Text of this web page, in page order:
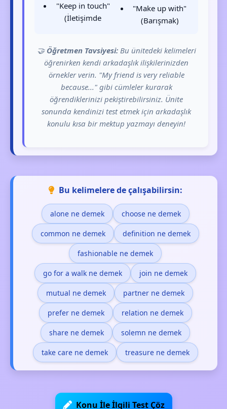
"Keep in touch"
(İletişimde
"Make up with"
(Barışmak)
🤝 Öğretmen Tavsiyesi:Bu ünitedeki kelimeleri
öğrenirken kendi arkadaşlık ilişkilerinizden
örnekler verin. "My friend is very reliable
because..." gibi cümleler kurarak
öğrendiklerinizi pekiştirebilirsiniz. Ünite
sonunda kendinizi test etmek için arkadaşlık
konulu kısa bir mektup yazmayı deneyin!
Bu kelimelere de çalışabilirsin:
alone ne demek choose ne demek
common ne demek definition ne demek
fashionable ne demek
go for a walk ne demek join ne demek
mutual ne demek partner ne demek
prefer ne demek relation ne demek
share ne demek solemn ne demek
take care ne demek treasure ne demek
Konu İle İlgili Test Çöz